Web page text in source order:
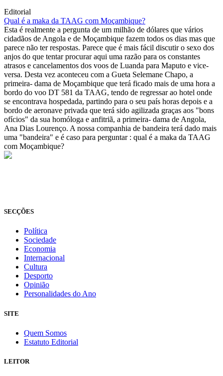
Editorial
Qual é a maka da TAAG com Moçambique?
Esta é realmente a pergunta de um milhão de dólares que vários
cidadãos de Angola e de Moçambique fazem todos os dias mas que
parece não ter respostas. Parece que é mais fácil discutir o sexo dos
anjos do que tentar procurar aqui uma razão para os constantes
atrasos e cancelamentos dos voos de Luanda para Maputo e vice-
versa. Desta vez aconteceu com a Gueta Selemane Chapo, a
primeira- dama de Moçambique que terá ficado mais de uma hora a
bordo do voo DT 581 da TAAG, tendo de regressar ao hotel onde
se encontrava hospedada, partindo para o seu país horas depois e a
bordo de aeronave privada que terá sido agilizada graças aos "bons
ofícios" da sua homóloga e anfitriã, a primeira- dama de Angola,
Ana Dias Lourenço. A nossa companhia de bandeira terá dado mais
uma "bandeira" e é caso para perguntar : qual é a maka da TAAG
com Moçambique?
SECÇÕES
Política
Sociedade
Economia
Internacional
Cultura
Desporto
Opinião
Personalidades do Ano
SITE
Quem Somos
Estatuto Editorial
LEITOR